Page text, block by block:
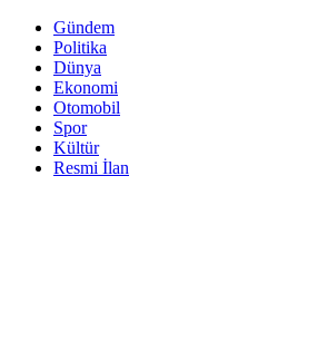
Gündem
Politika
Dünya
Ekonomi
Otomobil
Spor
Kültür
Resmi İlan